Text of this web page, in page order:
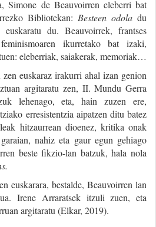
Simone de Beauvoirren eleberri bat
Bibliotekan: Besteen odola du
du. Beauvoirrek, frantses
ikurretako bat izaki,
eleberriak, saiakerak, memoriak…
zen euskaraz irakurri ahal izan genion
argitaratu zen, II. Mundu Gerra
lehenago, eta, hain zuzen ere,
erresistentzia aipatzen ditu batez
hitzaurrean dioenez, kritika onak
nahiz eta gaur egun gehiago
beste fikzio-lan batzuk, hala nola
euskarara, bestalde, Beauvoirren lan
Irene Arraratsek itzuli zuen, eta
argitaratu (Elkar, 2019).